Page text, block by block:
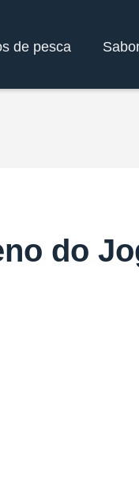
de pesca
do